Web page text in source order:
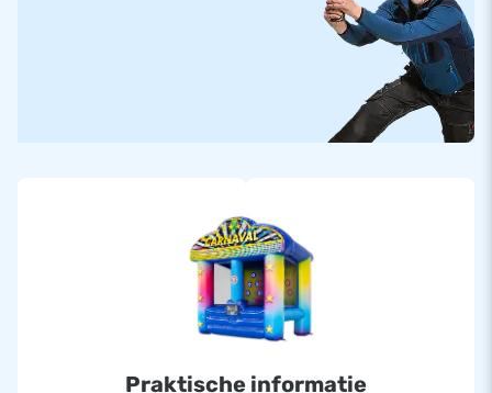
Praktische informatie